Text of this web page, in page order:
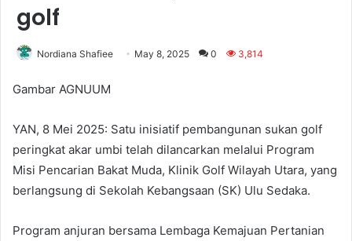
golf
Nordiana Shafiee May 8, 2025 0 3,814
Gambar AGNUUM
YAN, 8 Mei 2025: Satu inisiatif pembangunan sukan golf
peringkat akar umbi telah dilancarkan melalui Program
Misi Pencarian Bakat Muda, Klinik Golf Wilayah Utara, yang
berlangsung di Sekolah Kebangsaan (SK) Ulu Sedaka.
Program anjuran bersama Lembaga Kemajuan Pertanian